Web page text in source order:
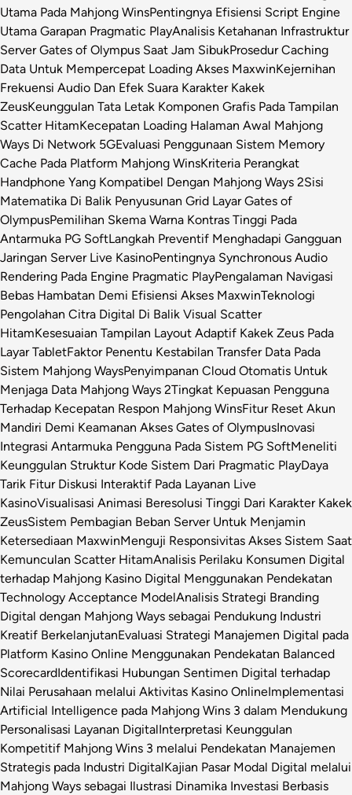
Utama Pada Mahjong WinsPentingnya Efisiensi Script Engine
Utama Garapan Pragmatic PlayAnalisis Ketahanan Infrastruktur
Server Gates of Olympus Saat Jam SibukProsedur Caching
Data Untuk Mempercepat Loading Akses MaxwinKejernihan
Frekuensi Audio Dan Efek Suara Karakter Kakek
ZeusKeunggulan Tata Letak Komponen Grafis Pada Tampilan
Scatter HitamKecepatan Loading Halaman Awal Mahjong
Ways Di Network 5GEvaluasi Penggunaan Sistem Memory
Cache Pada Platform Mahjong WinsKriteria Perangkat
Handphone Yang Kompatibel Dengan Mahjong Ways 2Sisi
Matematika Di Balik Penyusunan Grid Layar Gates of
OlympusPemilihan Skema Warna Kontras Tinggi Pada
Antarmuka PG SoftLangkah Preventif Menghadapi Gangguan
Jaringan Server Live KasinoPentingnya Synchronous Audio
Rendering Pada Engine Pragmatic PlayPengalaman Navigasi
Bebas Hambatan Demi Efisiensi Akses MaxwinTeknologi
Pengolahan Citra Digital Di Balik Visual Scatter
HitamKesesuaian Tampilan Layout Adaptif Kakek Zeus Pada
Layar TabletFaktor Penentu Kestabilan Transfer Data Pada
Sistem Mahjong WaysPenyimpanan Cloud Otomatis Untuk
Menjaga Data Mahjong Ways 2Tingkat Kepuasan Pengguna
Terhadap Kecepatan Respon Mahjong WinsFitur Reset Akun
Mandiri Demi Keamanan Akses Gates of OlympusInovasi
Integrasi Antarmuka Pengguna Pada Sistem PG SoftMeneliti
Keunggulan Struktur Kode Sistem Dari Pragmatic PlayDaya
Tarik Fitur Diskusi Interaktif Pada Layanan Live
KasinoVisualisasi Animasi Beresolusi Tinggi Dari Karakter Kakek
ZeusSistem Pembagian Beban Server Untuk Menjamin
Ketersediaan MaxwinMenguji Responsivitas Akses Sistem Saat
Kemunculan Scatter HitamAnalisis Perilaku Konsumen Digital
terhadap Mahjong Kasino Digital Menggunakan Pendekatan
Technology Acceptance ModelAnalisis Strategi Branding
Digital dengan Mahjong Ways sebagai Pendukung Industri
Kreatif BerkelanjutanEvaluasi Strategi Manajemen Digital pada
Platform Kasino Online Menggunakan Pendekatan Balanced
ScorecardIdentifikasi Hubungan Sentimen Digital terhadap
Nilai Perusahaan melalui Aktivitas Kasino OnlineImplementasi
Artificial Intelligence pada Mahjong Wins 3 dalam Mendukung
Personalisasi Layanan DigitalInterpretasi Keunggulan
Kompetitif Mahjong Wins 3 melalui Pendekatan Manajemen
Strategis pada Industri DigitalKajian Pasar Modal Digital melalui
Mahjong Ways sebagai Ilustrasi Dinamika Investasi Berbasis